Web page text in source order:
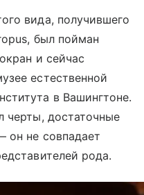
вида, получившего
был пойман
и сейчас
естественной
в Вашингтоне.
черты, достаточные
он не совпадает
рода.